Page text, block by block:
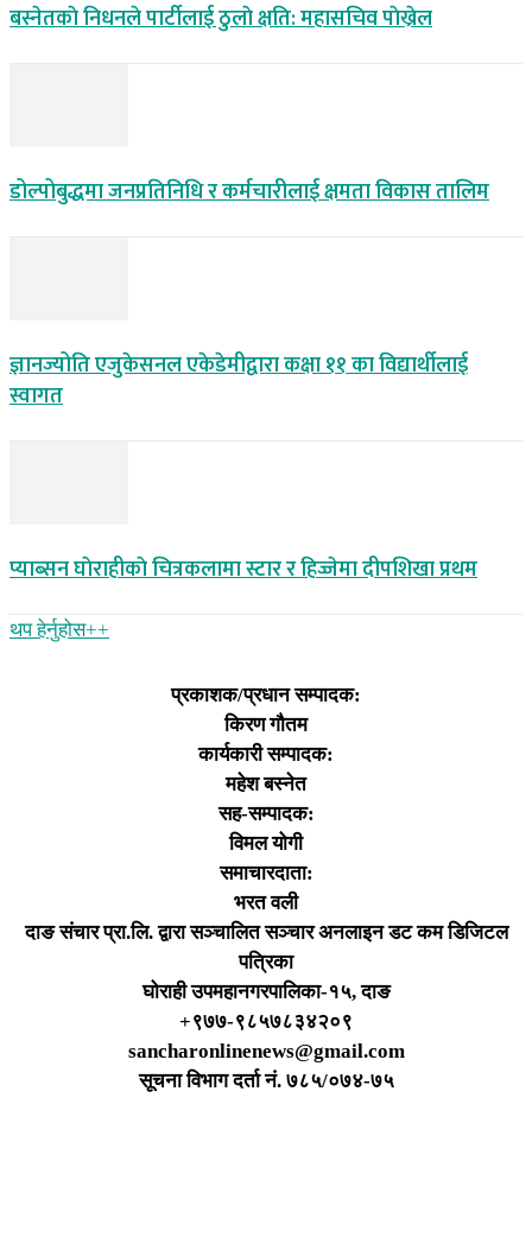
बस्नेतकाे निधनले पार्टीलाई ठुलाे क्षति: महासचिव पाेख्रेल
डोल्पोबुद्धमा जनप्रतिनिधि र कर्मचारीलाई क्षमता विकास तालिम
ज्ञानज्योति एजुकेसनल एकेडेमीद्वारा कक्षा ११ का विद्यार्थीलाई
स्वागत
प्याब्सन घाेराहीकाे चित्रकलामा स्टार र हिज्जेमा दीपशिखा प्रथम
थप हेर्नुहोस‌++
प्रकाशक/प्रधान सम्पादक:
किरण गौतम
कार्यकारी सम्पादक:
महेश बस्नेत
सह-सम्पादक:
विमल योगी
समाचारदाता:
भरत वली
दाङ संचार प्रा.लि. द्वारा सञ्चालित सञ्चार अनलाइन डट कम डिजिटल
पत्रिका
घोराही उपमहानगरपालिका-१५, दाङ
+९७७-९८५७८३४२०९
sancharonlinenews@gmail.com
सूचना विभाग दर्ता न‌ं. ७८५/०७४-७५